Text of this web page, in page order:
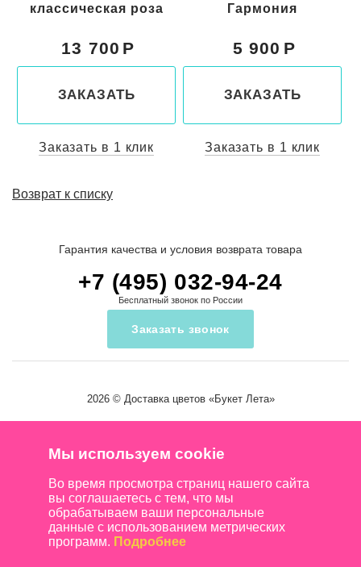
Гармония
5 900
ЗАКАЗАТЬ
Заказать в 1 клик
классическая роза
13 700
ЗАКАЗАТЬ
Заказать в 1 клик
Возврат к списку
Гарантия качества и условия возврата товара
+7 (495) 032-94-24
Бесплатный звонок по России
Заказать звонок
2026 © Доставка цветов«Букет Лета»
Мы используем cookie
Во время просмотра страниц нашего сайта
вы соглашаетесь с тем, что мы
обрабатываем ваши персональные
данные с использованием метрических
программ. Подробнее